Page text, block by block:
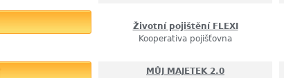
Životní pojištění FLEXI
Kooperativa pojišťovna
MŮJ MAJETEK 2.0